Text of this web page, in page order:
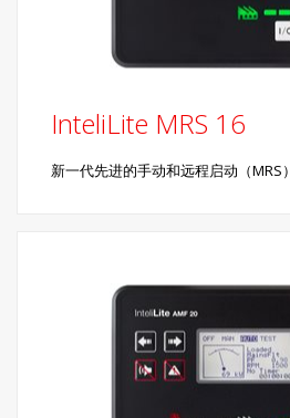
InteliLite MRS 16
新一代先进的手动和远程启动（MRS